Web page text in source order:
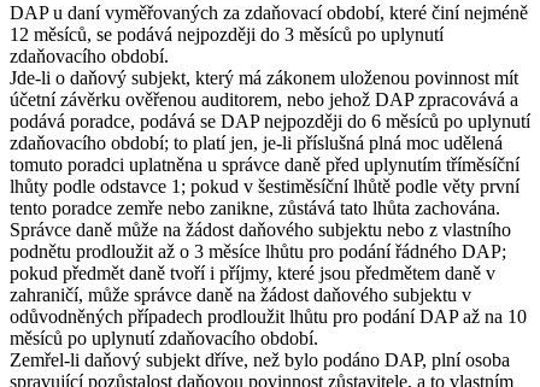
DAP u daní vyměřovaných za zdaňovací období, které činí nejméně
12 měsíců, se podává nejpozději do 3 měsíců po uplynutí
zdaňovacího období.
Jde-li o daňový subjekt, který má zákonem uloženou povinnost mít
účetní závěrku ověřenou auditorem, nebo jehož DAP zpracovává a
podává poradce, podává se DAP nejpozději do 6 měsíců po uplynutí
zdaňovacího období; to platí jen, je-li příslušná plná moc udělená
tomuto poradci uplatněna u správce daně před uplynutím tříměsíční
lhůty podle odstavce 1; pokud v šestiměsíční lhůtě podle věty první
tento poradce zemře nebo zanikne, zůstává tato lhůta zachována.
Správce daně může na žádost daňového subjektu nebo z vlastního
podnětu prodloužit až o 3 měsíce lhůtu pro podání řádného DAP;
pokud předmět daně tvoří i příjmy, které jsou předmětem daně v
zahraničí, může správce daně na žádost daňového subjektu v
odůvodněných případech prodloužit lhůtu pro podání DAP až na 10
měsíců po uplynutí zdaňovacího období.
Zemřel-li daňový subjekt dříve, než bylo podáno DAP, plní osoba
spravující pozůstalost daňovou povinnost zůstavitele, a to vlastním